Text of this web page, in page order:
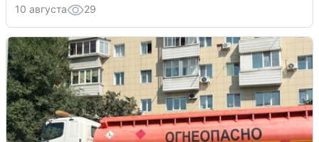
10 августа 29